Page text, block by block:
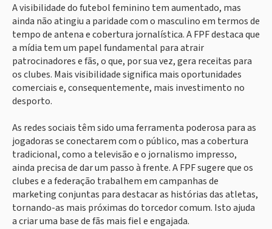
A visibilidade do futebol feminino tem aumentado, mas
ainda não atingiu a paridade com o masculino em termos de
tempo de antena e cobertura jornalística. A FPF destaca que
a mídia tem um papel fundamental para atrair
patrocinadores e fãs, o que, por sua vez, gera receitas para
os clubes. Mais visibilidade significa mais oportunidades
comerciais e, consequentemente, mais investimento no
desporto.
As redes sociais têm sido uma ferramenta poderosa para as
jogadoras se conectarem com o público, mas a cobertura
tradicional, como a televisão e o jornalismo impresso,
ainda precisa de dar um passo à frente. A FPF sugere que os
clubes e a federação trabalhem em campanhas de
marketing conjuntas para destacar as histórias das atletas,
tornando-as mais próximas do torcedor comum. Isto ajuda
a criar uma base de fãs mais fiel e engajada.